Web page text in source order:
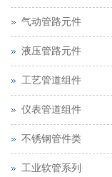
气动管路元件
液压管路元件
工艺管道组件
仪表管道组件
不锈钢管件类
工业软管系列